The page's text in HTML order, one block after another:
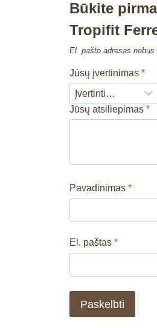
Būkite
Tropifit
El. pašto adresas nebus
Jūsų įvertinimas*
Jūsų atsiliepimas*
Pavadinimas*
El. paštas*